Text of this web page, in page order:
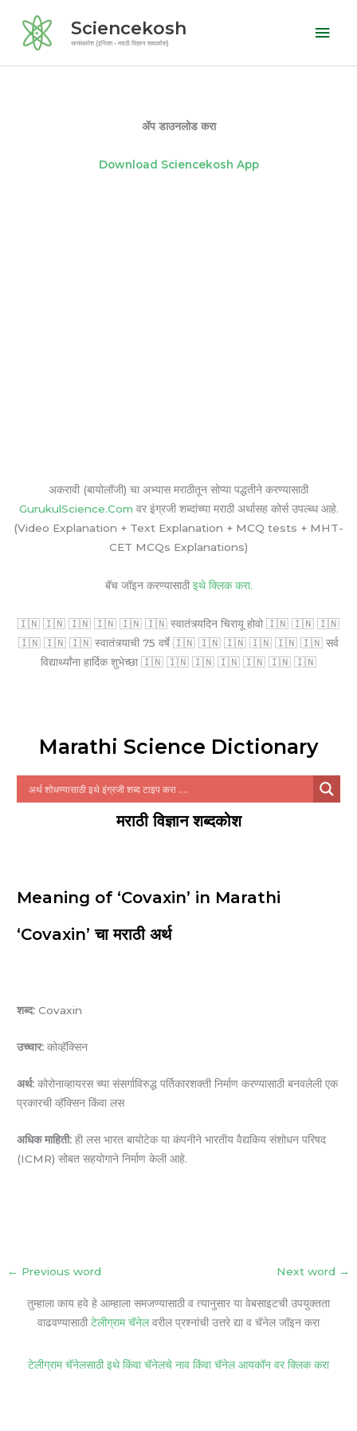
content
Sciencekosh
सायंसकोश (इंग्लिश - मराठी विज्ञान शब्दकोश)
ॲप डाउनलोड करा
Download Sciencekosh App
अकरावी (बायोलॉजी) चा अभ्यास मराठीतून सोप्या पद्धतीने करण्यासाठी
GurukulScience.Com वर इंग्रजी शब्दांच्या मराठी अर्थासह कोर्स उपल्ब्ध आहे.
(Video Explanation + Text Explanation + MCQ tests + MHT-
CET MCQs Explanations)
बॅच जॉइन करण्यासाठी इथे क्लिक करा.
🇮🇳 🇮🇳 🇮🇳 🇮🇳 🇮🇳 🇮🇳 स्वातंत्र्यदिन चिरायू होवो 🇮🇳 🇮🇳 🇮🇳
🇮🇳 🇮🇳 🇮🇳 स्वातंत्र्याची 75 वर्षे 🇮🇳 🇮🇳 🇮🇳 🇮🇳 🇮🇳 🇮🇳 सर्व
विद्यार्थ्यांना हार्दिक शुभेच्छा 🇮🇳 🇮🇳 🇮🇳 🇮🇳 🇮🇳 🇮🇳 🇮🇳
Marathi Science Dictionary
मराठी विज्ञान शब्दकोश
Meaning of ‘Covaxin’ in Marathi
‘Covaxin’ चा मराठी अर्थ
शब्द: Covaxin
उच्चार: कोव्हॅक्सिन
अर्थ: कोरोनाव्हायरस च्या संसर्गाविरुद्ध पर्तिकारशक्ती निर्माण करण्यासाठी बनवलेली एक
प्रकारची व्हॅक्सिन किंवा लस
अधिक माहिती: ही लस भारत बायोटेक या कंपनीने भारतीय वैद्यकिय संशोधन परिषद
(ICMR) सोबत सहयोगाने निर्माण केली आहे.
← Previous word Next word →
तुम्हाला काय हवे हे आम्हाला समजण्यासाठी व त्यानुसार या वेबसाइटची उपयुक्तता
वाढवण्यासाठी टेलीग्राम चॅनेलवरील प्रश्नांची उत्तरे द्या व चॅनेल जॉइन करा
टेलीग्राम चॅनेलसाठी इथे किंवा चॅनेलचे नाव किंवा चॅनेल आयकॉन वर क्लिक करा